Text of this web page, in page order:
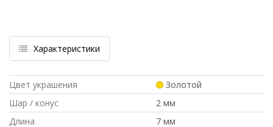
Характеристики
Цвет украшения
Золотой
Шар / конус
2 мм
Длина
7 мм